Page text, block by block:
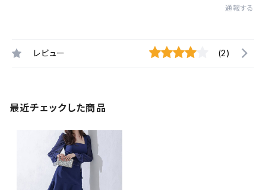
通報する
レビュー (2)
最近チェックした商品